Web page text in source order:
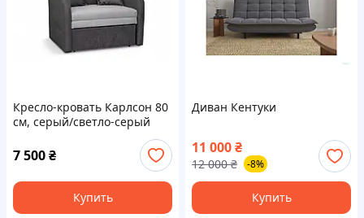
Кресло-кровать Карлсон 80
см, серый/светло-серый
7 500₴
Купить
Диван Кентуки
11 000₴
12 000 ₴ -8%
Купить